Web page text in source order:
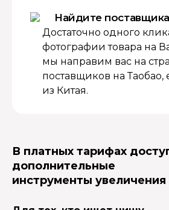
Найдите
Достаточно одного
фотографии товара на
мы направим вас на
поставщиков на Таобао,
из Китая.
В платных тарифах
дополнительные
инструменты